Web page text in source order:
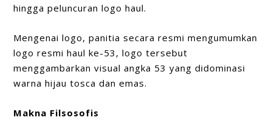
hingga peluncuran logo haul.
Mengenai logo, panitia secara resmi mengumumkan
logo resmi haul ke-53, logo tersebut
menggambarkan visual angka 53 yang didominasi
warna hijau tosca dan emas.
Makna Filsosofis